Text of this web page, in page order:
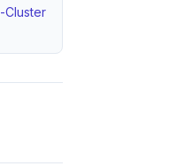
-Cluster